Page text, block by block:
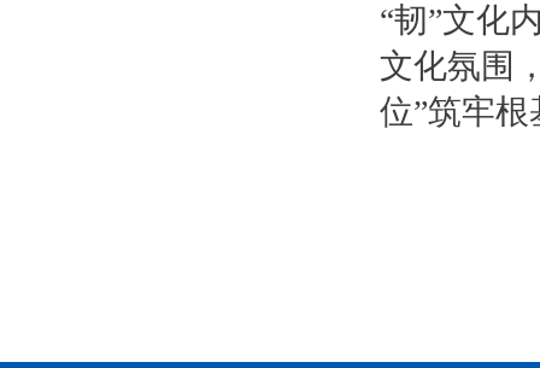
“韧”文化
文化氛围
位”筑牢根